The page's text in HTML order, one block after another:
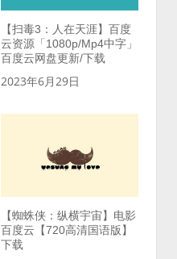
【扫毒3：人在天涯】百度
云资源「1080p/Mp4中字」
百度云网盘更新/下载
2023年6月29日
【蜘蛛侠：纵横宇宙】电影
百度云【720高清国语版】
下载